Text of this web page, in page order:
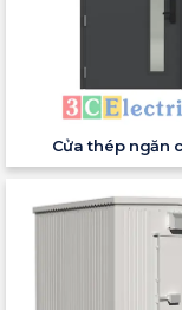
Cửa thép ngăn